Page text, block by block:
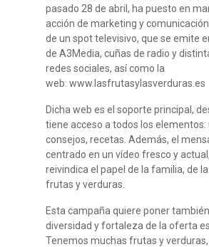
pasado 28 de abril, ha puesto en
acción de marketing y
de un spot televisivo, que se emite
de A3Media, cuñas de radio y
redes sociales, así como la
web: www.lasfrutasylasverduras.es
Dicha web es el soporte principal,
tiene acceso a todos los elementos:
consejos, recetas. Además, el
centrado en un vídeo fresco y
reivindica el papel de la familia, de
frutas y verduras.
Esta campaña quiere poner
diversidad y fortaleza de la oferta
Tenemos muchas frutas y